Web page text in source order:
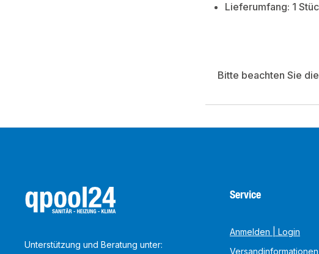
Lieferumfang: 1
Bitte beachten Sie die
Unterstützung und Beratung unter:
Service
Anmelden | Login
Versandinformationen